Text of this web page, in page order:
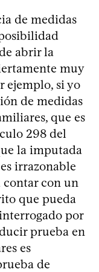
de medidas
abrir la
muy
ejemplo, si yo
de medidas
que es
298 del
la imputada
irrazonable
contar con un
que pueda
por
prueba en
es
de